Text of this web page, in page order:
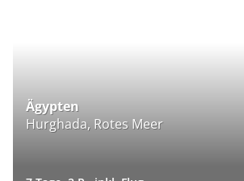
Ägypten
Hurghada, Rotes Meer